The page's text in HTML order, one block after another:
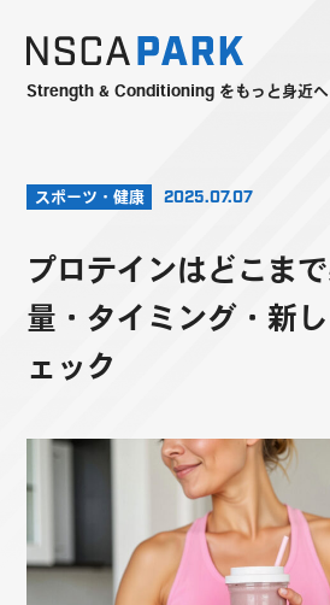
Strength & Conditioning をもっと身近へ
スポーツ・健康 2025.07.07
プロテインはどこま
量・タイミング・新
ェック